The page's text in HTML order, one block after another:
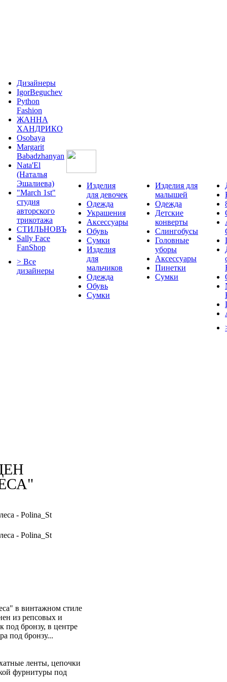
Дизайнеры
IgorBeguchev
Python
Fashion
ЖАННА
ХАНДРИКО
Osobaya
Margarit
Babadzhanyan
Nata'El
(Наталья
Эшалиева)
"March 1st"
студия
авторского
трикотажа
СТИЛЬНОВЪ
Sally Face
FanShop
> Все
дизайнеры
Изделия
для девочек
Одежда
Украшения
Аксессуары
Обувь
Сумки
Изделия
для
мальчиков
Одежда
Обувь
Сумки
Изделия для
малышей
Одежда
Детские
конверты
Слингобусы
Головные
уборы
Аксессуары
Пинетки
Сумки
в винтажном стиле
из репсовых и
под бронзу, в центре
под бронзу...
ленты, цепочки
фурнитуры под